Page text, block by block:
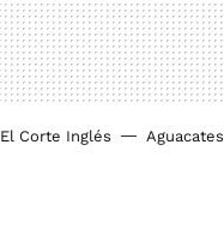
El Corte Inglés Aguacates